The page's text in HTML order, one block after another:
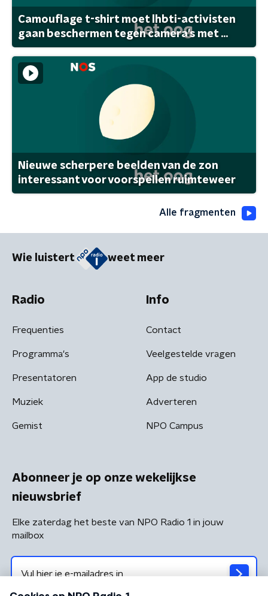
Camouflage t-shirt moet lhbti-activisten
gaan beschermen tegen camera's met ...
Nieuwe scherpere beelden van de zon
interessant voor voorspellen ruimteweer
Alle fragmenten
Wie luistert weet meer
Radio
Frequenties
Programma's
Presentatoren
Muziek
Gemist
Info
Contact
Veelgestelde vragen
App de studio
Adverteren
NPO Campus
Abonneer je op onze wekelijkse
nieuwsbrief
Elke zaterdag het beste van NPO Radio 1 in jouw
mailbox